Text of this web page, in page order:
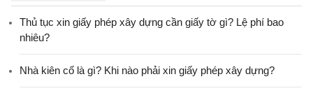
Thủ tục xin giấy phép xây dựng cần giấy tờ gì? Lệ phí bao
nhiêu?
Nhà kiên cố là gì? Khi nào phải xin giấy phép xây dựng?